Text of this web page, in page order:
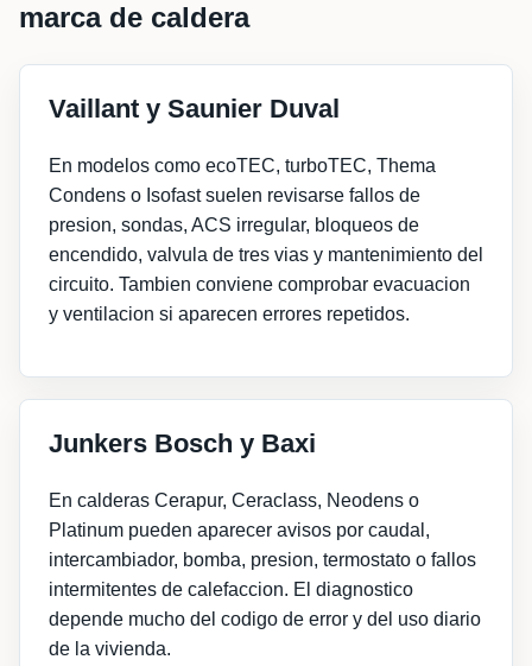
marca de caldera
Vaillant y Saunier Duval
En modelos como ecoTEC, turboTEC, Thema
Condens o Isofast suelen revisarse fallos de
presion, sondas, ACS irregular, bloqueos de
encendido, valvula de tres vias y mantenimiento del
circuito. Tambien conviene comprobar evacuacion
y ventilacion si aparecen errores repetidos.
Junkers Bosch y Baxi
En calderas Cerapur, Ceraclass, Neodens o
Platinum pueden aparecer avisos por caudal,
intercambiador, bomba, presion, termostato o fallos
intermitentes de calefaccion. El diagnostico
depende mucho del codigo de error y del uso diario
de la vivienda.